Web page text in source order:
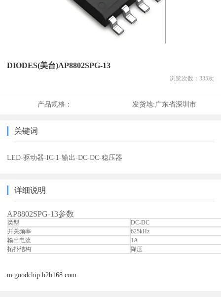
DIODES(美台)AP8802SPG-13
浏览次数： 335次
产品规格： 发货地:广东省深圳市
关键词
LED-驱动器-IC-1-输出-DC-DC-稳压器
详细说明
AP8802SPG-13参数
类型
DC-DC
开关频率
625kHz
输出电流
1A
拓扑结构
降压
m.goodchip.b2b168.com